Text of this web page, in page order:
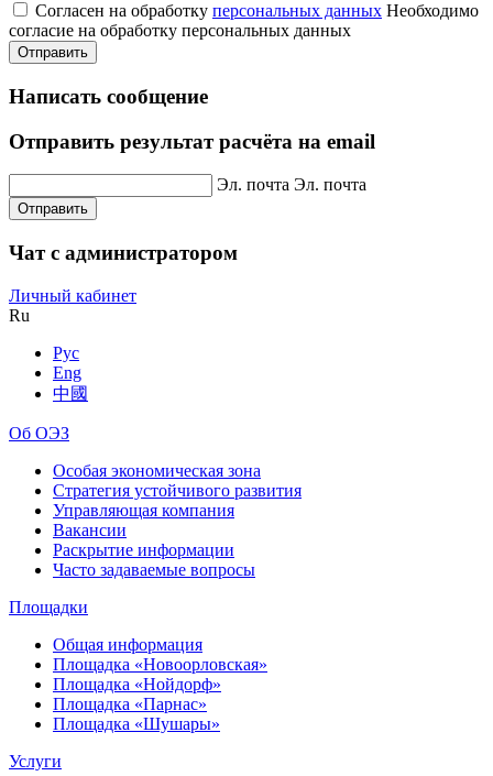
Согласен на обработку персональных данных Необходимо
согласие на обработку персональных данных
Отправить
Написать сообщение
Отправить результат расчёта на email
Эл. почта Эл. почта
Отправить
Чат с администратором
Личный кабинет
Ru
Рус
Eng
中國
Об ОЭЗ
Особая экономическая зона
Стратегия устойчивого развития
Управляющая компания
Вакансии
Раскрытие информации
Часто задаваемые вопросы
Площадки
Общая информация
Площадка «Новоорловская»
Площадка «Нойдорф»
Площадка «Парнас»
Площадка «Шушары»
Услуги